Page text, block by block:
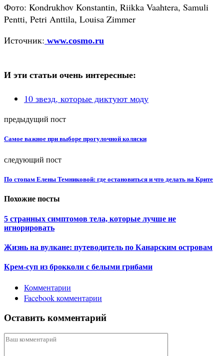
Фото: Kondrukhov Konstantin, Riikka Vaahtera, Samuli
Pentti, Petri Anttila, Louisa Zimmer
Источник: www.cosmo.ru
И эти статьи очень интересные:
10 звезд, которые диктуют моду
предыдущий пост
Самое важное при выборе прогулочной коляски
следующий пост
По стопам Елены Темниковой: где остановиться и что делать на Крите
Похожие посты
5 странных симптомов тела, которые лучше не
игнорировать
Жизнь на вулкане: путеводитель по Канарским островам
Крем-суп из брокколи с белыми грибами
Комментарии
Facebook комментарии
Оставить комментарий